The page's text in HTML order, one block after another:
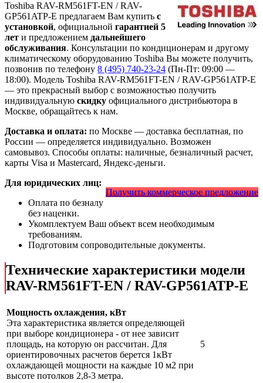
Toshiba RAV-RM561FT-EN / RAV-
GP561ATP-E предлагаем Вам купить с
установкой, официальной гарантией 5
лет и предложением дальнейшего
обслуживания. Консультации по кондиционерам и другому
климатическому оборудованию Toshiba Вы можете получить,
позвонив по телефону 8 (495) 740-23-24 (Пн-Пт: 09:00 —
18:00). Модель Toshiba RAV-RM561FT-EN / RAV-GP561ATP-E
— это прекрасный выбор с возможностью получить
индивидуальную скидку официального дистрибьютора в
Москве, обращайтесь к нам.
Доставка и оплата: по Москве — доставка бесплатная, по
России — определяется индивидуально. Возможен
самовывоз. Способы оплаты: наличные, безналичный расчет,
карты Visa и Mastercard, Яндекс-деньги.
Получить коммерческое предложение
Для юридических лиц:
Оплата по безналу
без наценки.
Укомплектуем Ваш объект всем необходимым
требованиям.
Подготовим сопроводительные документы.
Технические характеристики модели
RAV-RM561FT-EN / RAV-GP561ATP-E
Мощность охлаждения, кВт
Эта характеристика является определяющей
при выборе кондиционера - от нее зависит
площадь, на которую он рассчитан. Для
ориентировочных расчетов берется 1кВт
охлаждающей мощности на каждые 10 м2 при
высоте потолков 2,8-3 метра.
5